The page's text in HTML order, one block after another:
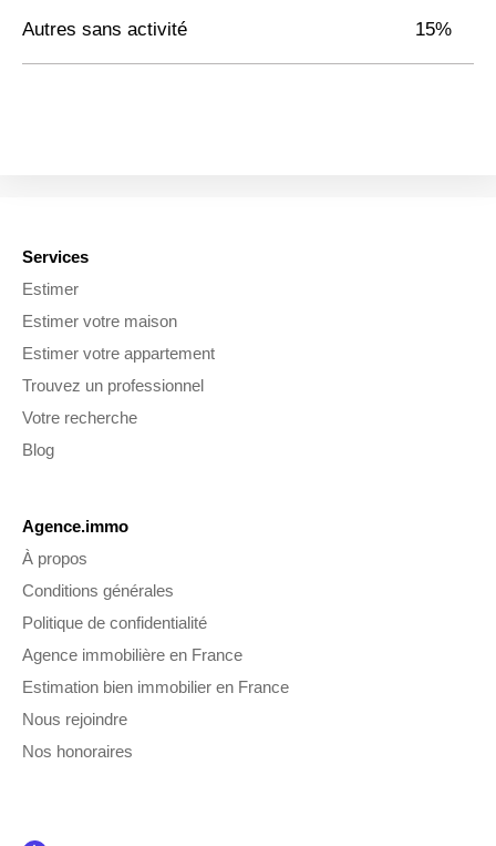
Autres sans activité 15%
Services
Estimer
Estimer votre maison
Estimer votre appartement
Trouvez un professionnel
Votre recherche
Blog
Agence.immo
À propos
Conditions générales
Politique de confidentialité
Agence immobilière en France
Estimation bien immobilier en France
Nous rejoindre
Nos honoraires